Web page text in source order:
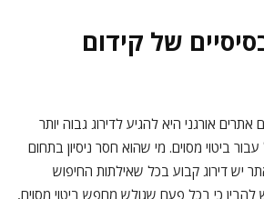
של קידום
אורגני היא להגיע לדירוג גבוה יותר
ביטוי מסוים. מי שהוא חסר ניסיון בתחום
יש דירוג קבוע בכל שאילתות החיפוש
כי בכל פעם שגולש מחפש ביטוי מסוים,